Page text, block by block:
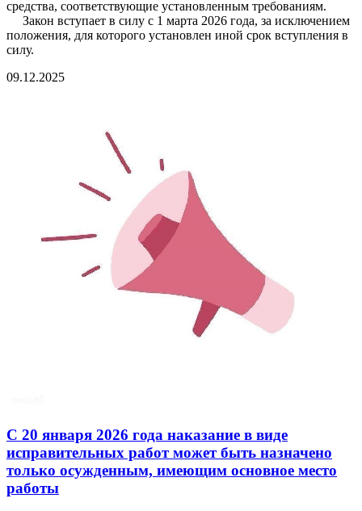
средства, соответствующие установленным требованиям.
Закон вступает в силу с 1 марта 2026 года, за исключением
положения, для которого установлен иной срок вступления в
силу.
09.12.2025
С 20 января 2026 года наказание в виде
исправительных работ может быть назначено
только осужденным, имеющим основное место
работы